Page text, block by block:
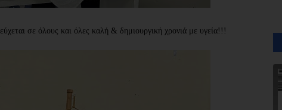
εύχεται σε όλους και όλες καλή & δημιουργική χρονιά με υγεία!!!